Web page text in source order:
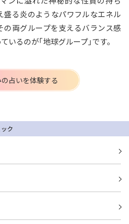
盛る炎のようなパワフルなエネル
の両グループを支えるバランス感
いるのが｢地球グループ｣です。
占いを体験する
ク